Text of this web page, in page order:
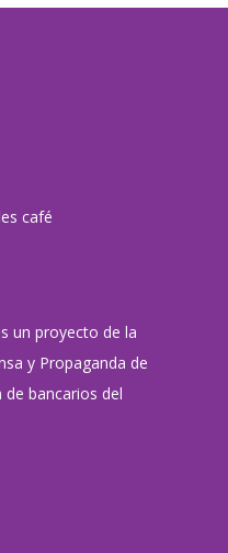
café
un proyecto de la
y Propaganda de
de bancarios del